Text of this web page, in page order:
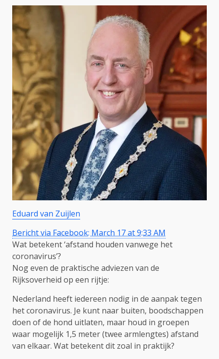
Eduard van Zuijlen
Bericht via Facebook: March 17 at 9:33 AM
Wat betekent ‘afstand houden vanwege het
coronavirus’?
Nog even de praktische adviezen van de
Rijksoverheid op een rijtje:
Nederland heeft iedereen nodig in de aanpak tegen
het coronavirus. Je kunt naar buiten, boodschappen
doen of de hond uitlaten, maar houd in groepen
waar mogelijk 1,5 meter (twee armlengtes) afstand
van elkaar. Wat betekent dit zoal in praktijk?